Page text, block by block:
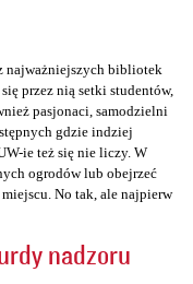
najważniejszych bibliotek
przez nią setki studentów,
pasjonaci, samodzielni
gdzie indziej
ie też się nie liczy. W
ogrodów lub obejrzeć
No tak, ale najpierw
nadzoru